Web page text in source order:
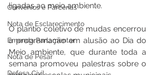
Convênios e Parcerias
Nota de Esclarecimento
Emenda Parlamentar
Nota de Pesar
Defesa Civil
ligadas ao meio ambiente.
O plantio coletivo de mudas encerrou
a programação em alusão ao Dia do
Meio ambiente, que durante toda a
semana promoveu palestras sobre o